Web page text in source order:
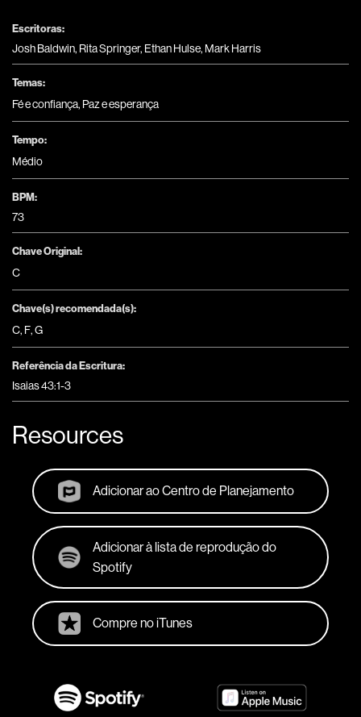
Escritoras:
Josh Baldwin, Rita Springer, Ethan Hulse, Mark Harris
Temas:
Fé e confiança, Paz e esperança
Tempo:
Médio
BPM:
73
Chave Original:
C
Chave(s) recomendada(s):
C, F,G
Referência da Escritura:
Isaias 43:1-3
Resources
Adicionar ao Centro de Planejamento
Adicionar à lista de reprodução do
Spotify
Compre no iTunes